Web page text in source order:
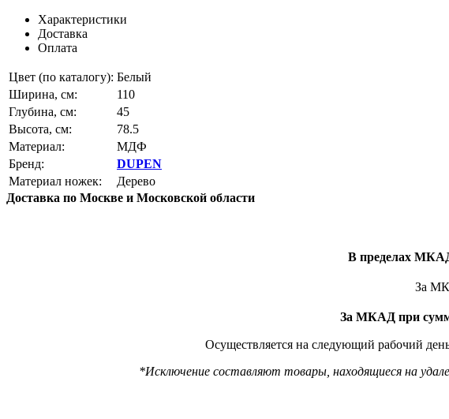
Характеристики
Доставка
Оплата
Цвет (по каталогу): Белый
Ширина, см:
110
Глубина, см:
45
Высота, см:
78.5
Материал:
МДФ
Бренд:
DUPEN
Материал ножек:
Дерево
Доставка по Москве и Московской области
В пределах МКАД
За
За МКАД при
Осуществляется на следующий рабочий
*Исключение составляют товары, находящиеся на